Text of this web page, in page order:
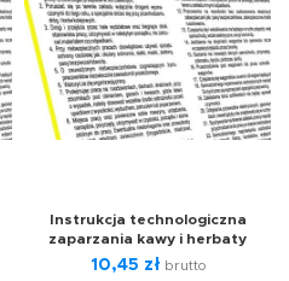
Instrukcja technologiczna
zaparzania kawy i herbaty
10,45 zł brutto